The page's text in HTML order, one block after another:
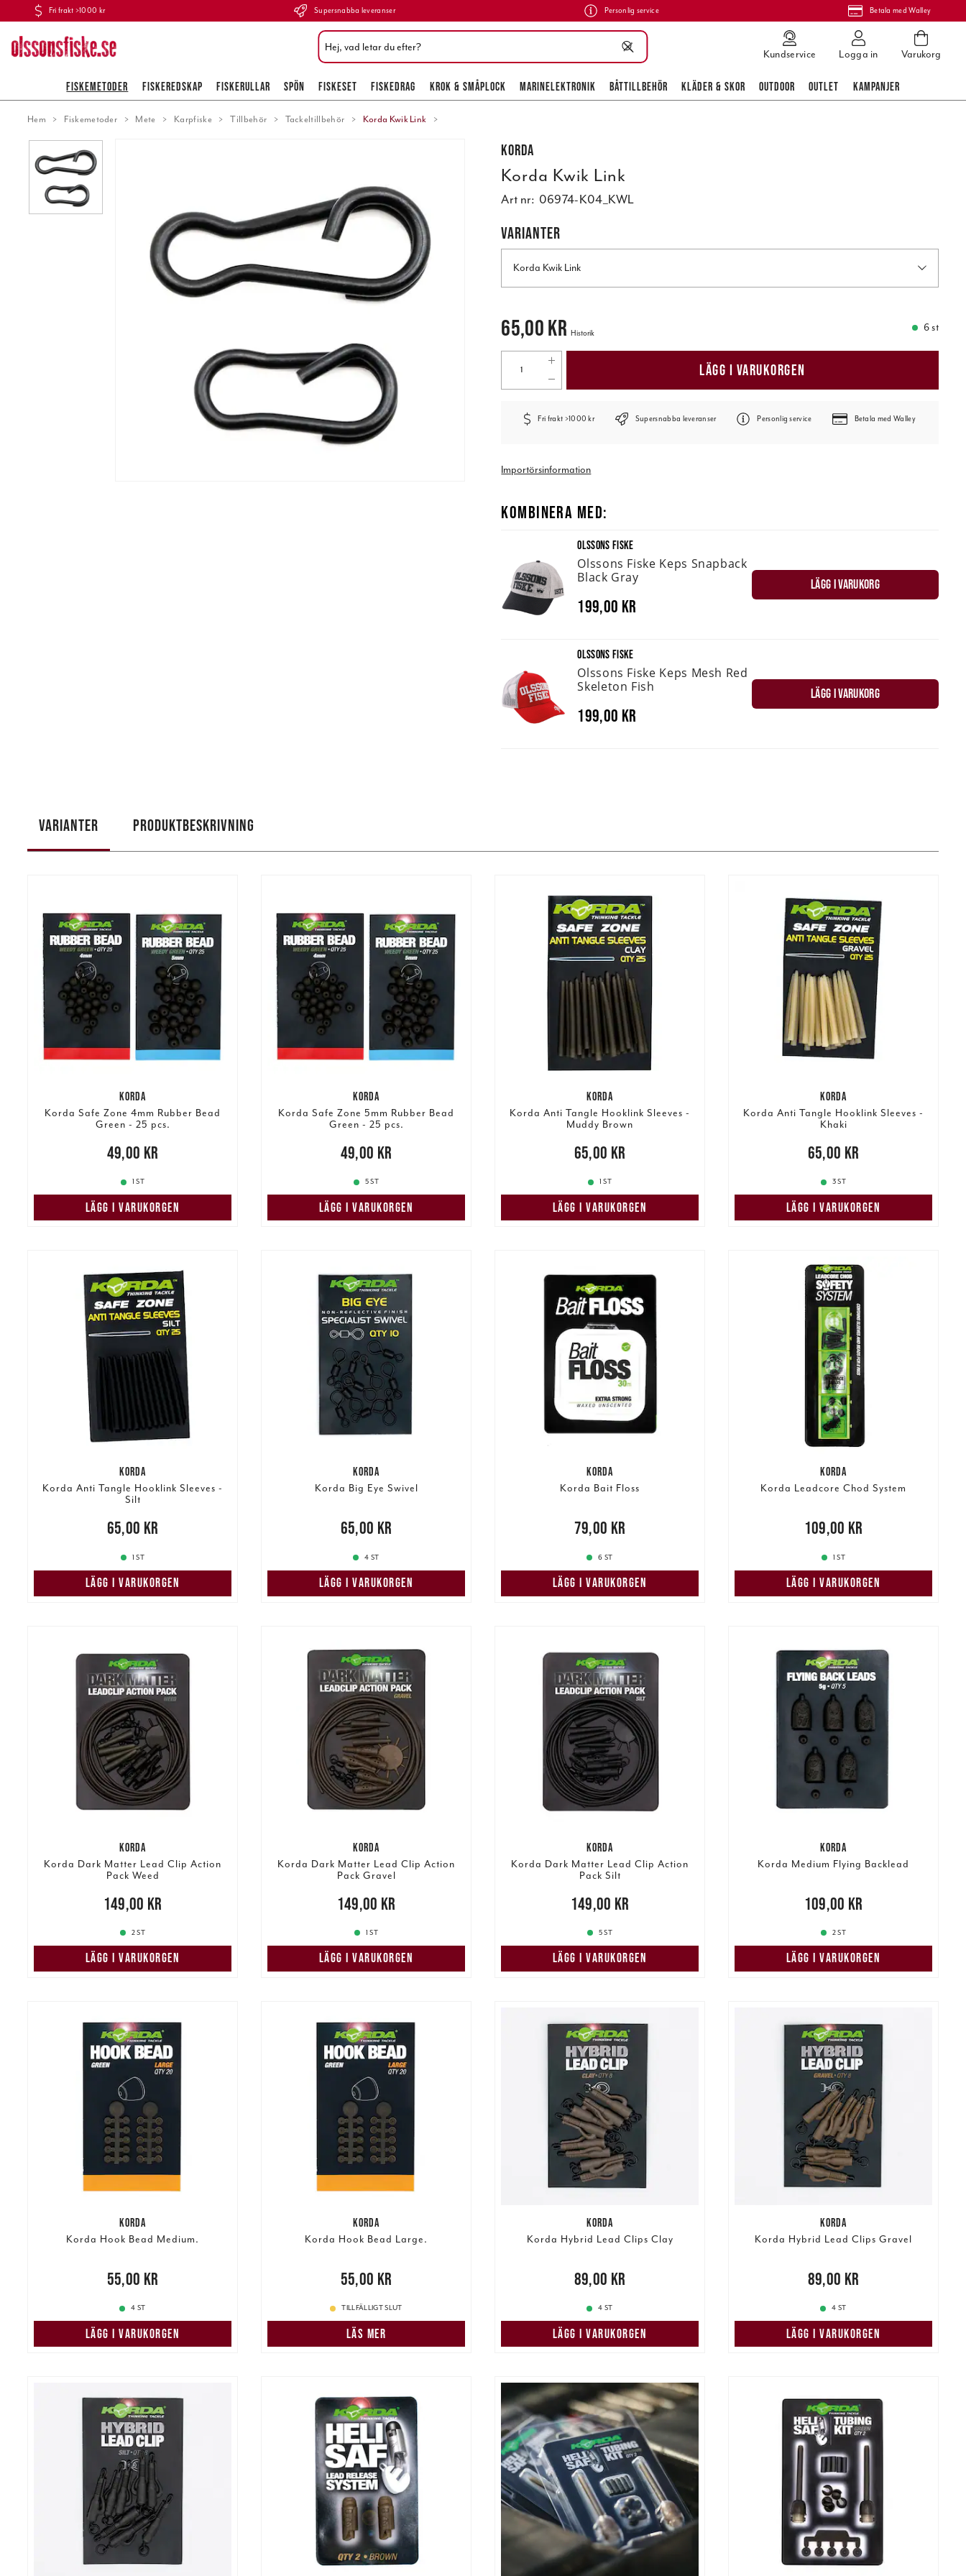
Fri frakt >1000 kr Supersnabba leveranser Personlig service Betala med Walley
Kundservice Logga in Varukorg
FISKEMETODER FISKEREDSKAP FISKERULLAR SPÖN FISKESET FISKEDRAG KROK & SMÅPLOCK MARINELEKTRONIK BÅTTILLBEHÖR KLÄDER & SKOR OUTDOOR OUTLET KAMPANJER
Hem Fiskemetoder Mete Karpfiske Tillbehör Tackeltillbehör Korda Kwik Link
Korda
Korda Kwik Link
Art nr: 06974-K04_KWL
VARIANTER
Korda Kwik Link
Pris: 65,00 kr
65,00 kr Historik 6 st
LÄGG I VARUKORGEN
Fri frakt >1000 kr Supersnabba leveranser Personlig service Betala med Walley
Importörsinformation
KOMBINERA MED:
OLSSONS FISKE
Olssons Fiske Keps Snapback
Black Gray
199,00 kr
LÄGG I VARUKORG
OLSSONS FISKE
Olssons Fiske Keps Mesh Red
Skeleton Fish
199,00 kr
LÄGG I VARUKORG
VARIANTER PRODUKTBESKRIVNING
KORDA
Korda Safe Zone 4mm Rubber Bead
Green - 25 pcs.
49,00 kr49,00 kr
1 ST
LÄGG I VARUKORGEN
KORDA
Korda Safe Zone 5mm Rubber Bead
Green - 25 pcs.
49,00 kr49,00 kr
5 ST
LÄGG I VARUKORGEN
KORDA
Korda Anti Tangle Hooklink Sleeves -
Muddy Brown
65,00 kr65,00 kr
1 ST
LÄGG I VARUKORGEN
KORDA
Korda Anti Tangle Hooklink Sleeves -
Khaki
65,00 kr65,00 kr
3 ST
LÄGG I VARUKORGEN
KORDA
Korda Anti Tangle Hooklink Sleeves -
Silt
65,00 kr65,00 kr
1 ST
LÄGG I VARUKORGEN
KORDA
Korda Big Eye Swivel
65,00 kr65,00 kr
4 ST
LÄGG I VARUKORGEN
KORDA
Korda Bait Floss
79,00 kr79,00 kr
6 ST
LÄGG I VARUKORGEN
KORDA
Korda Leadcore Chod System
109,00 kr109,00 kr
1 ST
LÄGG I VARUKORGEN
KORDA
Korda Dark Matter Lead Clip Action
Pack Weed
149,00 kr149,00 kr
2 ST
LÄGG I VARUKORGEN
KORDA
Korda Dark Matter Lead Clip Action
Pack Gravel
149,00 kr149,00 kr
1 ST
LÄGG I VARUKORGEN
KORDA
Korda Dark Matter Lead Clip Action
Pack Silt
149,00 kr149,00 kr
5 ST
LÄGG I VARUKORGEN
KORDA
Korda Medium Flying Backlead
109,00 kr109,00 kr
2 ST
LÄGG I VARUKORGEN
KORDA
Korda Hook Bead Medium.
55,00 kr55,00 kr
4 ST
LÄGG I VARUKORGEN
KORDA
Korda Hook Bead Large.
55,00 kr55,00 kr
TILLFÄLLIGT SLUT
LÄS MER
KORDA
Korda Hybrid Lead Clips Clay
89,00 kr89,00 kr
4 ST
LÄGG I VARUKORGEN
KORDA
Korda Hybrid Lead Clips Gravel
89,00 kr89,00 kr
4 ST
LÄGG I VARUKORGEN